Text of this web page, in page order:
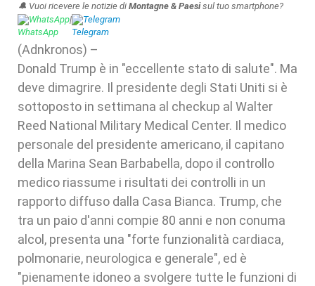
🔔 Vuoi ricevere le notizie di Montagne & Paesisul tuo smartphone?
WhatsApp| Telegram
(Adnkronos) –
Donald Trump è in "eccellente stato di salute". Ma
deve dimagrire. Il presidente degli Stati Uniti si è
sottoposto in settimana al checkup al Walter
Reed National Military Medical Center. Il medico
personale del presidente americano, il capitano
della Marina Sean Barbabella, dopo il controllo
medico riassume i risultati dei controlli in un
rapporto diffuso dalla Casa Bianca. Trump, che
tra un paio d'anni compie 80 anni e non conuma
alcol, presenta una "forte funzionalità cardiaca,
polmonarie, neurologica e generale", ed è
"pienamente idoneo a svolgere tutte le funzioni di